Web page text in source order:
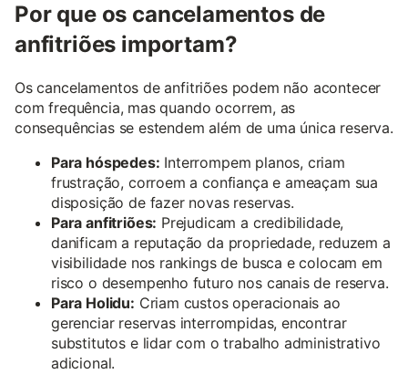
Por que os cancelamentos de
anfitriões importam?
Os cancelamentos de anfitriões podem não acontecer
com frequência, mas quando ocorrem, as
consequências se estendem além de uma única reserva.
Para hóspedes: Interrompem planos, criam
frustração, corroem a confiança e ameaçam sua
disposição de fazer novas reservas.
Para anfitriões: Prejudicam a credibilidade,
danificam a reputação da propriedade, reduzem a
visibilidade nos rankings de busca e colocam em
risco o desempenho futuro nos canais de reserva.
Para Holidu: Criam custos operacionais ao
gerenciar reservas interrompidas, encontrar
substitutos e lidar com o trabalho administrativo
adicional.